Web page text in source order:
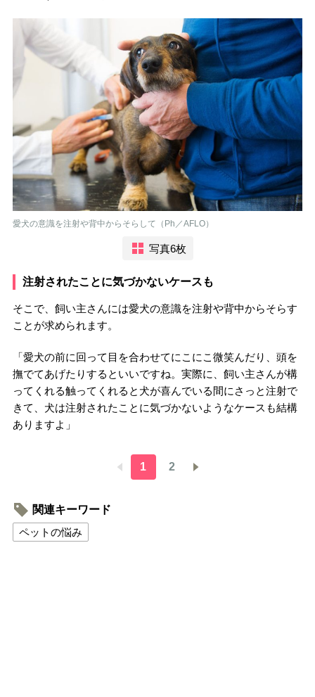
愛犬の意識を注射や背中からそらして（Ph／AFLO）
写真6枚
注射されたことに気づかないケースも
そこで、飼い主さんには愛犬の意識を注射や背中からそらす
ことが求められます。
「愛犬の前に回って目を合わせてにこにこ微笑んだり、頭を
撫でてあげたりするといいですね。実際に、飼い主さんが構
ってくれる触ってくれると犬が喜んでいる間にさっと注射で
きて、犬は注射されたことに気づかないようなケースも結構
ありますよ」
1 2
関連キーワード
ペットの悩み